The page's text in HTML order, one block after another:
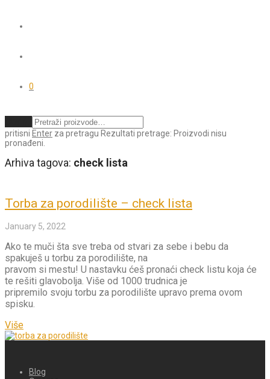
0
pritisni Enter za pretragu Rezultati pretrage: Proizvodi nisu
pronađeni.
Arhiva tagova: check lista
Torba za porodilište – check lista
January 5, 2022
Ako te muči šta sve treba od stvari za sebe i bebu da
spakuješ u torbu za porodilište, na
pravom si mestu! U nastavku ćeš pronaći check listu koja će
te rešiti glavobolja. Više od 1000 trudnica je
pripremilo svoju torbu za porodilište upravo prema ovom
spisku.
Više
Blog